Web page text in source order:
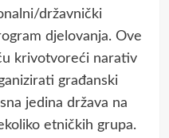
državnički
djelovanja. Ove
krivotvoreći narativ
građanski
jedina država na
etničkih grupa.